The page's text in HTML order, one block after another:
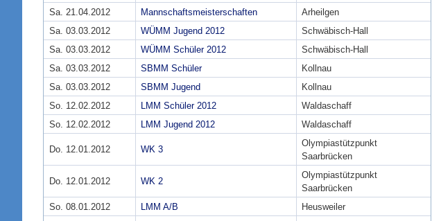
Sa. 21.04.2012
Mannschaftsmeisterschaften
Arheilgen
Sa. 03.03.2012
WÜMM Jugend 2012
Schwäbisch-Hall
Sa. 03.03.2012
WÜMM Schüler 2012
Schwäbisch-Hall
Sa. 03.03.2012
SBMM Schüler
Kollnau
Sa. 03.03.2012
SBMM Jugend
Kollnau
So. 12.02.2012
LMM Schüler 2012
Waldaschaff
So. 12.02.2012
LMM Jugend 2012 Waldaschaff
Do. 12.01.2012 WK 3
Olympiastützpunkt
Saarbrücken
Do. 12.01.2012 WK 2
Olympiastützpunkt
Saarbrücken
So. 08.01.2012
LMM A/B
Heusweiler